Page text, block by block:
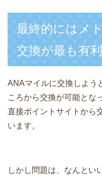
最終的にはメ
交換が最も有利
ANAマイルに交換しよう
ころから交換が可能とな
直接ポイントサイトから
います。
しかし問題は、なんとい